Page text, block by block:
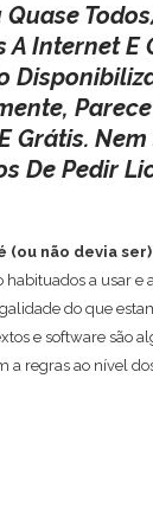
A Internet E
Grátis.
De Pedir
(ou não devia
habituados a usar e
do que
e software são
a regras ao nível